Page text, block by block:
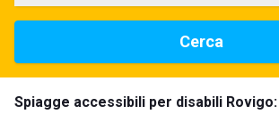
Cerca
Spiagge accessibili per disabili